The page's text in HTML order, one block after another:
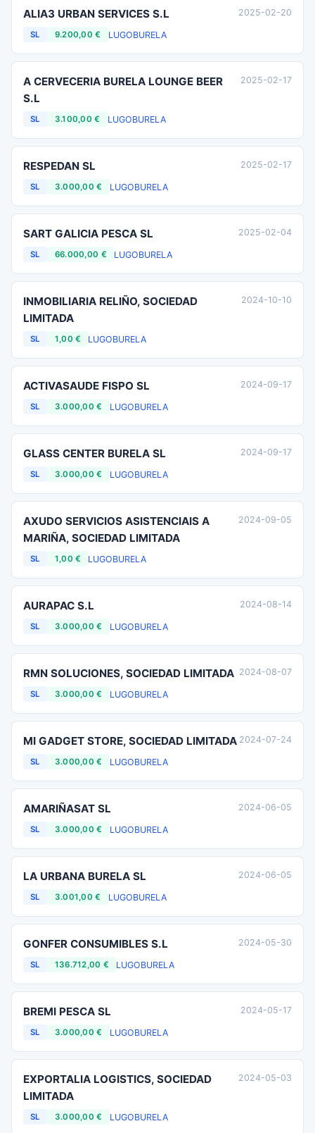
ALIA3 URBAN SERVICES S.L
SL 9.200,00 € LUGOBURELA
2025-02-20
A CERVECERIA BURELA LOUNGE BEER
S.L
SL 3.100,00 € LUGOBURELA
2025-02-17
RESPEDAN SL
SL 3.000,00 € LUGOBURELA
2025-02-17
SART GALICIA PESCA SL
SL 66.000,00 € LUGOBURELA
2025-02-04
INMOBILIARIA RELIÑO, SOCIEDAD
LIMITADA
SL 1,00 € LUGOBURELA
2024-10-10
ACTIVASAUDE FISPO SL
SL 3.000,00 € LUGOBURELA
2024-09-17
GLASS CENTER BURELA SL
SL 3.000,00 € LUGOBURELA
2024-09-17
AXUDO SERVICIOS ASISTENCIAIS A
MARIÑA, SOCIEDAD LIMITADA
SL 1,00 € LUGOBURELA
2024-09-05
AURAPAC S.L
SL 3.000,00 € LUGOBURELA
2024-08-14
RMN SOLUCIONES, SOCIEDAD LIMITADA
SL 3.000,00 € LUGOBURELA
2024-08-07
MI GADGET STORE, SOCIEDAD LIMITADA
SL 3.000,00 € LUGOBURELA
2024-07-24
AMARIÑASAT SL
SL 3.000,00 € LUGOBURELA
2024-06-05
LA URBANA BURELA SL
SL 3.001,00 € LUGOBURELA
2024-06-05
GONFER CONSUMIBLES S.L
SL 136.712,00 € LUGOBURELA
2024-05-30
BREMI PESCA SL
SL 3.000,00 € LUGOBURELA
2024-05-17
EXPORTALIA LOGISTICS, SOCIEDAD
LIMITADA
SL 3.000,00 € LUGOBURELA
2024-05-03